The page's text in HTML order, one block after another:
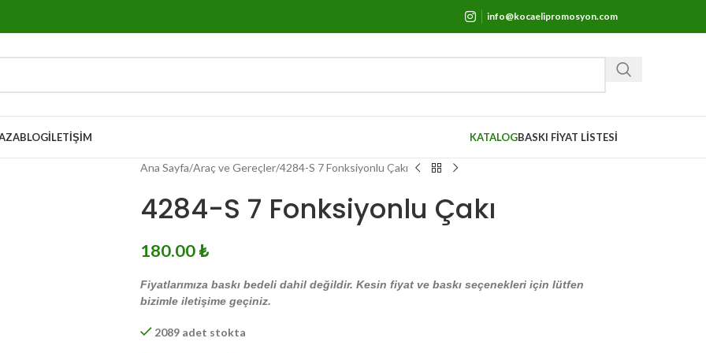
info@kocaelipromosyon.com
BLOGİLETIŞIM KATALOGBASKI FİYAT LİSTESİ
Ana Sayfa Araç ve Gereçler 4284-S 7 Fonksiyonlu Çakı
4284-S 7 Fonksiyonlu Çakı
180.00₺
Fiyatlarımıza baskı bedeli dahil değildir. Kesin fiyat ve baskı seçenekleri için lütfen
bizimle iletişime geçiniz.
2089 adet stokta